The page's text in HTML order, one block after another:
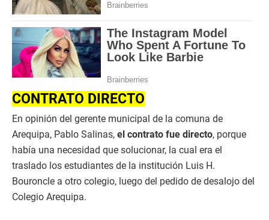
CONTRATO DIRECTO
En opinión del gerente municipal de la comuna de
Arequipa, Pablo Salinas, el contrato fue directo, porque
había una necesidad que solucionar, la cual era el
traslado los estudiantes de la institución Luis H.
Bouroncle a otro colegio, luego del pedido de desalojo del
Colegio Arequipa.